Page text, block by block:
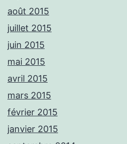
août 2015
juillet 2015
juin 2015
mai 2015
avril 2015
mars 2015
février 2015
janvier 2015